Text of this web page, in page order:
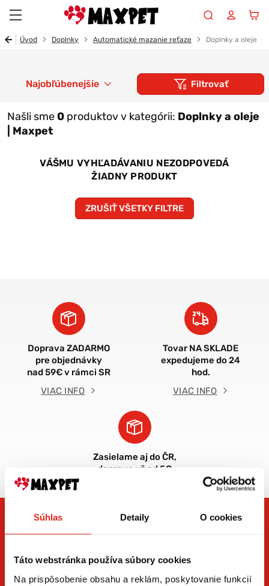
Súhlas Detaily O cookies
Táto webstránka používa súbory cookies
Na prispôsobenie obsahu a reklám, poskytovanie funkcií
Úvod Doplnky Automatické mazanie reťaze Doplnky a oleje
Filtrovať
Našli sme 0 produktov v kategórii: Doplnky a oleje
| Maxpet
Najobľúbenejšie
VÁŠMU VYHĽADÁVANIU NEZODPOVEDÁ
ŽIADNY PRODUKT
ZRUŠIŤ VŠETKY FILTRE
Doprava ZADARMO
pre objednávky
nad 59€ v rámci SR
VIAC INFO
Tovar NA SKLADE
expedujeme do 24
hod.
VIAC INFO
Zasielame aj do ČR,
doprava už od 5€